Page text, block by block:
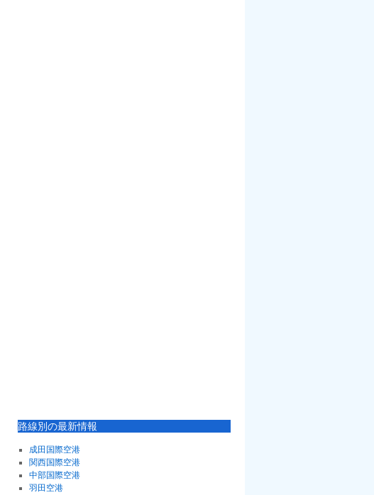
路線別の最新情報
成田国際空港
関西国際空港
中部国際空港
羽田空港